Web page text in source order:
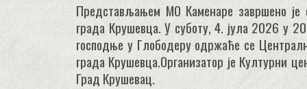
Представљањем МО Каменаре завршено је
града Крушевца. У суботу, 4. јула 2026 у
господње у Глободеру одржаће се
града Крушевца.Организатор је Културни
Град Крушевац.